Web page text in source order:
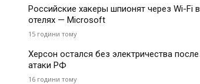
Российские хакеры шпионят через Wi-Fi в
отелях — Microsoft
15 години тому
Херсон остался без электричества после
атаки РФ
16 години тому